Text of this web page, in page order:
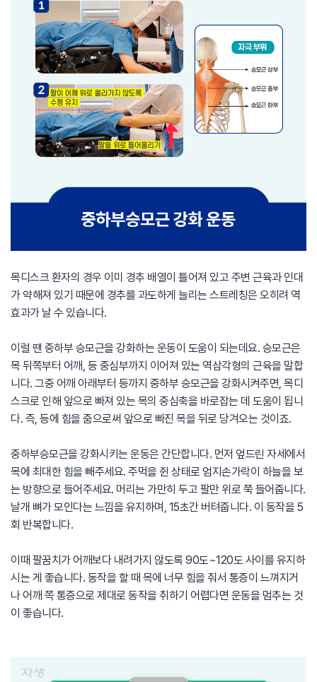
목디스크 환자의 경우 이미 경추 배열이 틀어져 있고 주변 근육과 인대
가 약해져 있기 때문에 경추를 과도하게 늘리는 스트레칭은 오히려 역
효과가 날 수 있습니다.
이럴 땐 중하부 승모근을 강화하는 운동이 도움이 되는데요. 승모근은
목 뒤쪽부터 어깨, 등 중심부까지 이어져 있는 역삼각형의 근육을 말합
니다. 그중 어깨 아래부터 등까지 중하부 승모근을 강화시켜주면, 목디
스크로 인해 앞으로 빠져 있는 목의 중심축을 바로잡는 데 도움이 됩니
다. 즉, 등에 힘을 줌으로써 앞으로 빠진 목을 뒤로 당겨오는 것이죠.
중하부승모근을 강화시키는 운동은 간단합니다. 먼저 엎드린 자세에서
목에 최대한 힘을 빼주세요. 주먹을 쥔 상태로 엄지손가락이 하늘을 보
는 방향으로 들어주세요. 머리는 가만히 두고 팔만 위로 쭉 들어줍니다.
날개 뼈가 모인다는 느낌을 유지하며, 15초간 버텨줍니다. 이 동작을 5
회 반복합니다.
이때 팔꿈치가 어깨보다 내려가지 않도록 90도~120도 사이를 유지하
시는 게 좋습니다. 동작을 할 때 목에 너무 힘을 줘서 통증이 느껴지거
나 어깨 쪽 통증으로 제대로 동작을 취하기 어렵다면 운동을 멈추는 것
이 좋습니다.